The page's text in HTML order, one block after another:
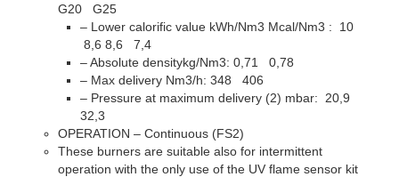
G20 G25
– Lower calorific value kWh/Nm3 Mcal/Nm3 : 10
8,6 8,6 7,4
– Absolute densitykg/Nm3: 0,71 0,78
– Max delivery Nm3/h: 348 406
– Pressure at maximum delivery (2) mbar: 20,9
32,3
OPERATION – Continuous (FS2)
These burners are suitable also for intermittent
operation with the only use of the UV flame sensor kit